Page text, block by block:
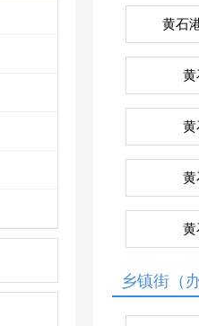
黄石
黄
黄
黄
黄
乡镇街（